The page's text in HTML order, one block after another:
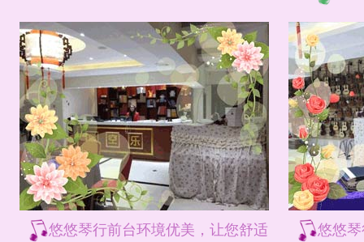
悠悠琴行前台环境优美，让您舒适
悠悠